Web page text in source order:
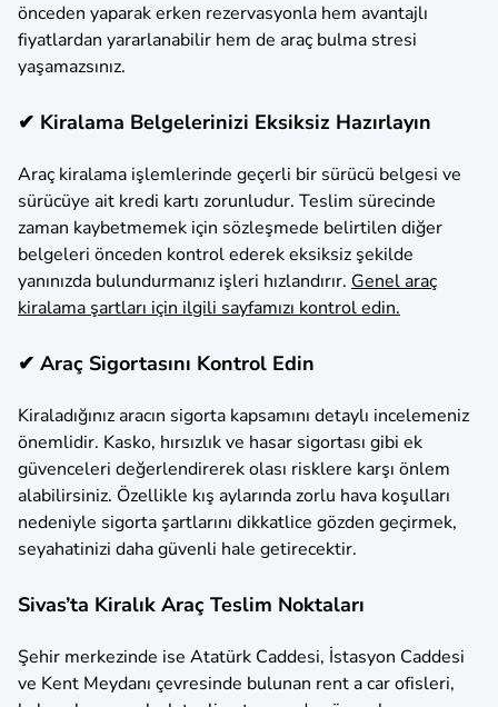
önceden yaparak erken rezervasyonla hem avantajlı
fiyatlardan yararlanabilir hem de araç bulma stresi
yaşamazsınız.
✔ Kiralama Belgelerinizi Eksiksiz Hazırlayın
Araç kiralama işlemlerinde geçerli bir sürücü belgesi ve
sürücüye ait kredi kartı zorunludur. Teslim sürecinde
zaman kaybetmemek için sözleşmede belirtilen diğer
belgeleri önceden kontrol ederek eksiksiz şekilde
yanınızda bulundurmanız işleri hızlandırır. Genel araç
kiralama şartları için ilgili sayfamızı kontrol edin.
✔ Araç Sigortasını Kontrol Edin
Kiraladığınız aracın sigorta kapsamını detaylı incelemeniz
önemlidir. Kasko, hırsızlık ve hasar sigortası gibi ek
güvenceleri değerlendirerek olası risklere karşı önlem
alabilirsiniz. Özellikle kış aylarında zorlu hava koşulları
nedeniyle sigorta şartlarını dikkatlice gözden geçirmek,
seyahatinizi daha güvenli hale getirecektir.
Sivas’ta Kiralık Araç Teslim Noktaları
Şehir merkezinde ise Atatürk Caddesi, İstasyon Caddesi
ve Kent Meydanı çevresinde bulunan rent a car ofisleri,